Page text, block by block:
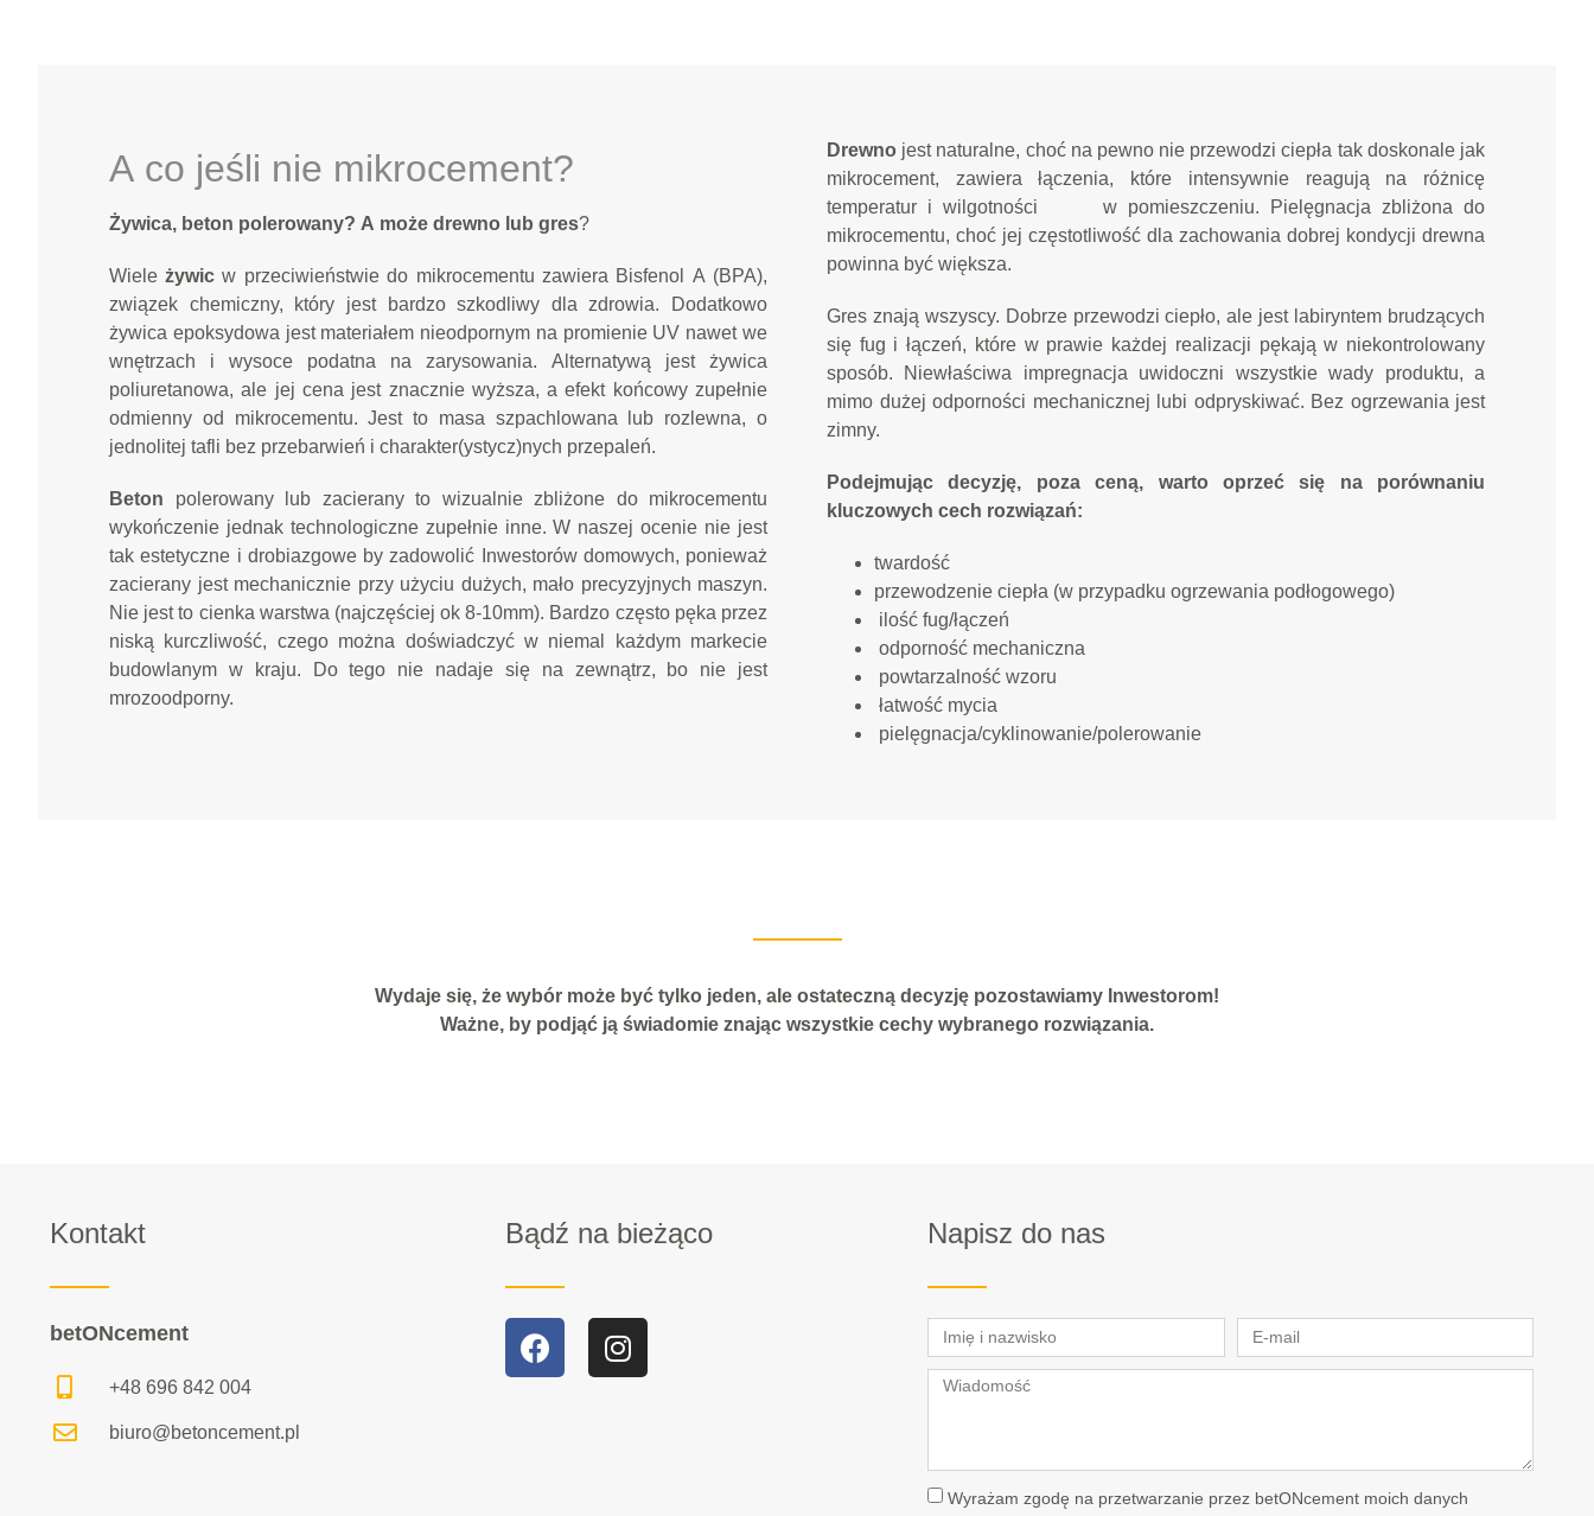
A co jeśli nie mikrocement?
Żywica, beton polerowany? A może drewno lub gres?
Wiele żywic w przeciwieństwie do mikrocementu zawiera Bisfenol A (BPA),
związek chemiczny, który jest bardzo szkodliwy dla zdrowia. Dodatkowo
żywica epoksydowa jest materiałem nieodpornym na promienie UV nawet we
wnętrzach i wysoce podatna na zarysowania. Alternatywą jest żywica
poliuretanowa, ale jej cena jest znacznie wyższa, a efekt końcowy zupełnie
odmienny od mikrocementu. Jest to masa szpachlowana lub rozlewna, o
jednolitej tafli bez przebarwień i charakter(ystycz)nych przepaleń.
Beton polerowany lub zacierany to wizualnie zbliżone do mikrocementu
wykończenie jednak technologiczne zupełnie inne. W naszej ocenie nie jest
tak estetyczne i drobiazgowe by zadowolić Inwestorów domowych, ponieważ
zacierany jest mechanicznie przy użyciu dużych, mało precyzyjnych maszyn.
Nie jest to cienka warstwa (najczęściej ok 8-10mm). Bardzo często pęka przez
niską kurczliwość, czego można doświadczyć w niemal każdym markecie
budowlanym w kraju. Do tego nie nadaje się na zewnątrz, bo nie jest
mrozoodporny.
Drewno jest naturalne, choć na pewno nie przewodzi ciepła tak doskonale jak
mikrocement, zawiera łączenia, które intensywnie reagują na różnicę
temperatur i wilgotności w pomieszczeniu. Pielęgnacja zbliżona do
mikrocementu, choć jej częstotliwość dla zachowania dobrej kondycji drewna
powinna być większa.
Gres znają wszyscy. Dobrze przewodzi ciepło, ale jest labiryntem brudzących
się fug i łączeń, które w prawie każdej realizacji pękają w niekontrolowany
sposób. Niewłaściwa impregnacja uwidoczni wszystkie wady produktu, a
mimo dużej odporności mechanicznej lubi odpryskiwać. Bez ogrzewania jest
zimny.
Podejmując decyzję, poza ceną, warto oprzeć się na porównaniu
kluczowych cech rozwiązań:
twardość
przewodzenie ciepła (w przypadku ogrzewania podłogowego)
ilość fug/łączeń
odporność mechaniczna
powtarzalność wzoru
łatwość mycia
pielęgnacja/cyklinowanie/polerowanie
Wydaje się, że wybór może być tylko jeden, ale ostateczną decyzję pozostawiamy Inwestorom!
Ważne, by podjąć ją świadomie znając wszystkie cechy wybranego rozwiązania.
Kontakt
betONcement
+48 696 842 004
biuro@betoncement.pl
Bądź na bieżąco Napisz do nas
Wyrażam zgodę na przetwarzanie przez betONcement moich danych